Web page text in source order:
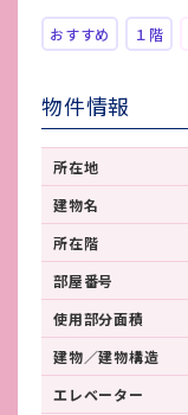
おすすめ １階
物件情報
所在地
建物名
所在階
部屋番号
使用部分面積
建物／建物構造
エレベーター